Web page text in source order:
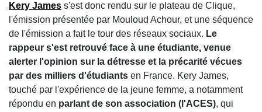
Kery James s'est donc rendu sur le plateau de Clique,
l'émission présentée par Mouloud Achour, et une séquence
de l'émission a fait le tour des réseaux sociaux. Le
rappeur s'est retrouvé face à une étudiante, venue
alerter l'opinion sur la détresse et la précarité vécues
par des milliers d'étudiants en France. Kery James,
touché par l'expérience de la jeune femme, a notamment
répondu en parlant de son association (l'ACES), qui